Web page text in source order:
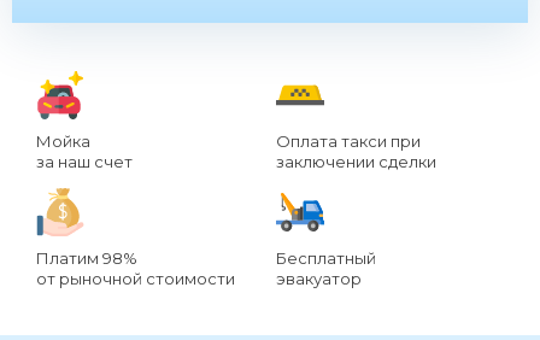
Мойка
за наш счет
Оплата такси при
заключении сделки
Платим 98%
от рыночной стоимости
Бесплатный
эвакуатор